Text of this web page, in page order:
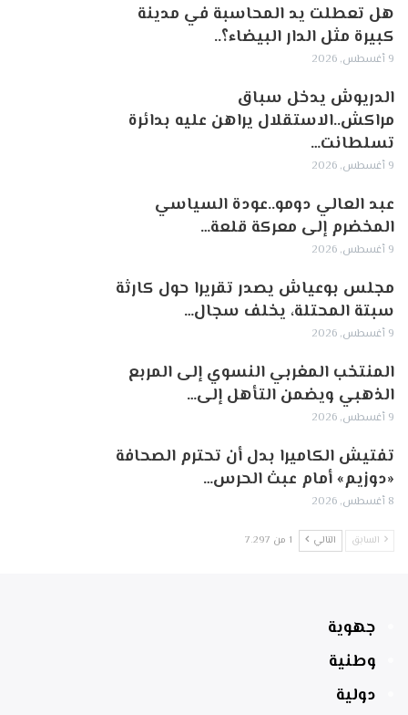
هل تعطلت يد المحاسبة في مدينة
كبيرة مثل الدار البيضاء؟..
9 أغسطس, 2026
الدريوش يدخل سباق
مراكش..الاستقلال يراهن عليه بدائرة
تسلطانت…
9 أغسطس, 2026
عبد العالي دومو..عودة السياسي
المخضرم إلى معركة قلعة…
9 أغسطس, 2026
مجلس بوعياش يصدر تقريرا حول كارثة
سبتة المحتلة، يخلف سجال…
9 أغسطس, 2026
المنتخب المغربي النسوي إلى المربع
الذهبي ويضمن التأهل إلى…
9 أغسطس, 2026
تفتيش الكاميرا بدل أن تحترم الصحافة
«دوزيم» أمام عبث الحرس…
8 أغسطس, 2026
السابق التالي 1 من 7٬297
جهوية
وطنية
دولية